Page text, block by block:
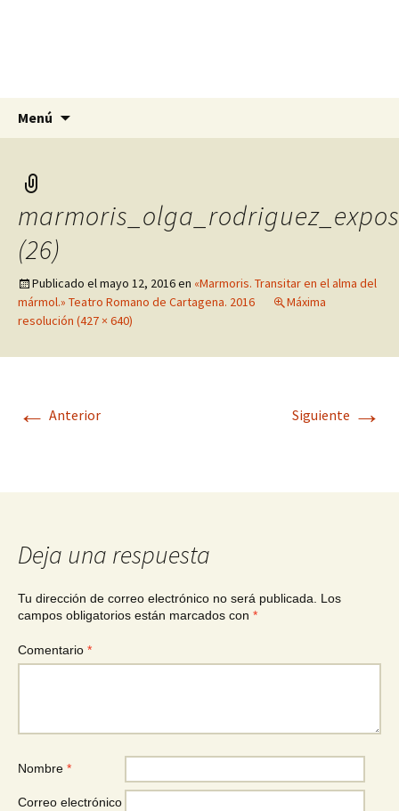
Menú
(26)
Publicado elmayo 12, 2016en «Marmoris. Transitar en el alma del
mármol.» Teatro Romano de Cartagena. 2016
Máxima
resolución (427 × 640)
← Anterior Siguiente →
Deja una respuesta
Tu dirección de correo electrónico no será publicada.
Los
campos obligatorios están marcados con *
Comentario *
Nombre *
Correo electrónico